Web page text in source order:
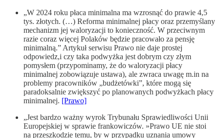
„W 2024 roku płaca minimalna ma wzrosnąć do prawie 4,5
tys. złotych. (…) Reforma minimalnej płacy oraz przemyślany
mechanizm jej waloryzacji to konieczność. W przeciwnym
razie coraz więcej Polaków będzie pracowało za pensję
minimalną.” Artykuł serwisu Prawo nie daje prostej
odpowiedz,i czy taka podwyżka jest dobrym czy złym
pomysłem (przypominamy, że do waloryzacji płacy
minimalnej zobowiązuje ustawa), ale zwraca uwagę m.in na
problemy pracowników „budżetówki”, które mogą się
paradoksalnie zwiększyć po planowanych podwyżkach płacy
minimalnej. [Prawo]
„Jest bardzo ważny wyrok Trybunału Sprawiedliwości Unii
Europejskiej w sprawie frankowiczów. »Prawo UE nie stoi
na przeszkodzie temu, by w przypadku uznania umowy